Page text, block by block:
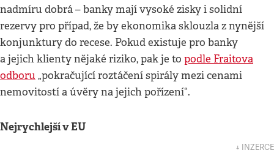
nadmíru dobrá – banky mají vysoké zisky i solidní
rezervy pro případ, že by ekonomika sklouzla z nynější
konjunktury do recese. Pokud existuje pro banky
a jejich klienty nějaké riziko, pak je to podle Fraitova
odboru „pokračující roztáčení spirály mezi cenami
nemovitostí a úvěry na jejich pořízení“.
Nejrychlejší v EU
↓ INZERCE